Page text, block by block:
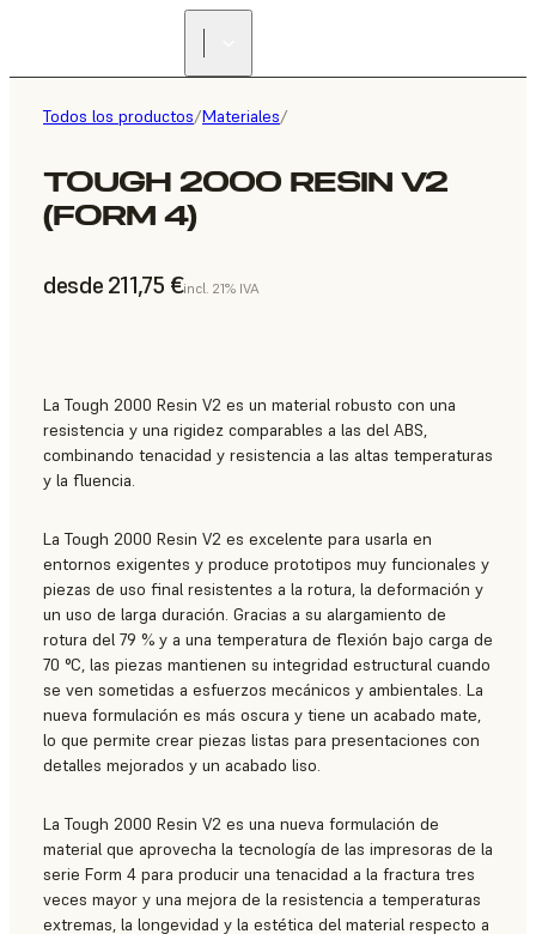
Todos los productos/Materiales/
TOUGH 2000 RESIN V2
(FORM 4)
desde 211,75 €incl. 21% IVA
La Tough 2000 Resin V2 es un material robusto con una
resistencia y una rigidez comparables a las del ABS,
combinando tenacidad y resistencia a las altas temperaturas
y la fluencia.
La Tough 2000 Resin V2 es excelente para usarla en
entornos exigentes y produce prototipos muy funcionales y
piezas de uso final resistentes a la rotura, la deformación y
un uso de larga duración. Gracias a su alargamiento de
rotura del 79 % y a una temperatura de flexión bajo carga de
70 °C, las piezas mantienen su integridad estructural cuando
se ven sometidas a esfuerzos mecánicos y ambientales. La
nueva formulación es más oscura y tiene un acabado mate,
lo que permite crear piezas listas para presentaciones con
detalles mejorados y un acabado liso.
La Tough 2000 Resin V2 es una nueva formulación de
material que aprovecha la tecnología de las impresoras de la
serie Form 4 para producir una tenacidad a la fractura tres
veces mayor y una mejora de la resistencia a temperaturas
extremas, la longevidad y la estética del material respecto a